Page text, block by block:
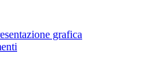
grafica